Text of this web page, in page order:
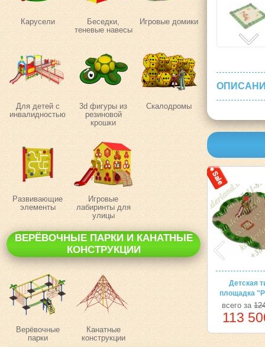
Карусели
Беседки,
теневые навесы
Игровые домики
Для детей с
инвалидностью
3d фигуры из
резиновой
крошки
Скалодромы
Развивающие
элементы
Игровые
лабиринты для
улицы
ВЕРЁВОЧНЫЕ ПАРКИ И КАНАТНЫЕ
КОНСТРУКЦИИ
Верёвочные
парки
Канатные
конструкции
Детская
площадка
всего за
113